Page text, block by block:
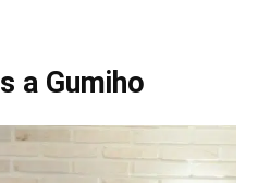
a Gumiho